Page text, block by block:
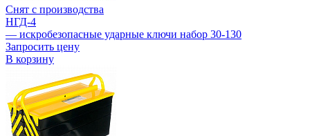
Снят с производства
НГД-4
— искробезопасные ударные ключи набор 30-130
Запросить цену
В корзину